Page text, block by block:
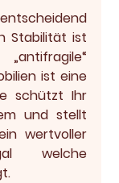
Stabilität ist
ist eine
schützt Ihr
und stellt
wertvoller
welche